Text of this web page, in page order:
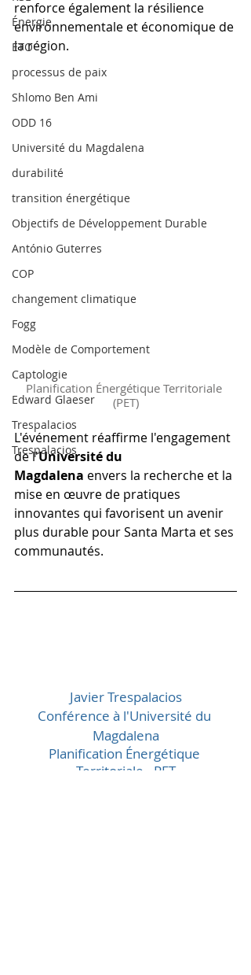
Énergie
ETO
processus de paix
Shlomo Ben Ami
ODD 16
Université du Magdalena
durabilité
transition énergétique
Objectifs de Développement Durable
António Guterres
COP
changement climatique
Fogg
Modèle de Comportement
Captologie
Edward Glaeser
Trespalacios
Trespalacios
renforce également la résilience
environnementale et économique de
la région.
Planification Énergétique Territoriale
(PET)
L'événement réaffirme l'engagement
de l'Université du
Magdalena envers la recherche et la
mise en œuvre de pratiques
innovantes qui favorisent un avenir
plus durable pour Santa Marta et ses
communautés.
Javier Trespalacios
Conférence à l'Université du
Magdalena
Planification Énergétique
Territoriale - PET